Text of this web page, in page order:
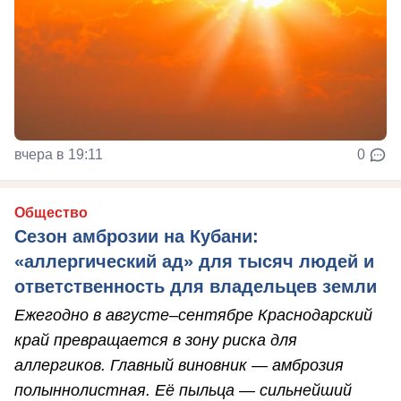
вчера в 19:11 0
Общество
Сезон амброзии на Кубани:
«аллергический ад» для тысяч людей и
ответственность для владельцев земли
Ежегодно в августе–сентябре Краснодарский
край превращается в зону риска для
аллергиков. Главный виновник — амброзия
полыннолистная. Её пыльца — сильнейший